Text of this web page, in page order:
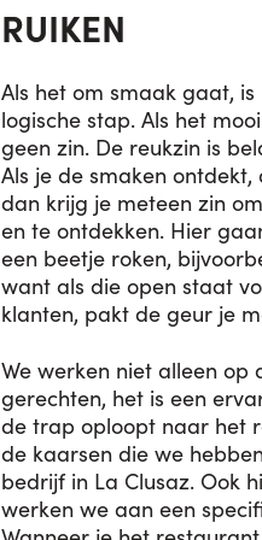
RUIKEN
Als het om smaak gaat,
logische stap. Als het
geen zin. De reukzin is
Als je de smaken
dan krijg je meteen zin
en te ontdekken. Hier
een beetje roken,
want als die open staat
klanten, pakt de geur je
We werken niet alleen op
gerechten, het is een
de trap oploopt naar het
de kaarsen die we
bedrijf in La Clusaz. Ook
werken we aan een